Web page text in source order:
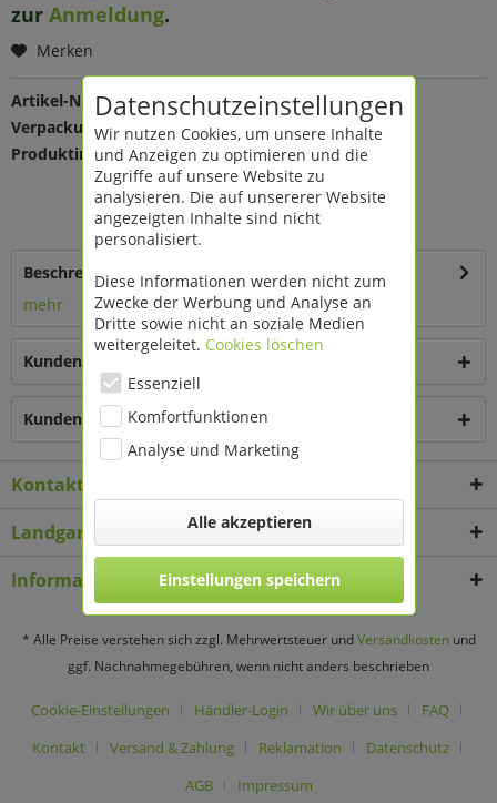
zur Anmeldung.
Merken
Artikel-Nr.:
138564
Verpackungseinheit:
1 St
Produktinfo:
Farbe: silber
Maße: L 30 B 22 H 14 cm
Material: Zink
oval, nicht 100% wasserdicht
Beschreibung
mehr
Kunden kauften auch
Kunden haben sich ebenfalls angesehen
Kontakt
Landgard Deko & Floristikbedarf
Informationen
* Alle Preise verstehen sich zzgl. Mehrwertsteuer undVersandkostenund
ggf. Nachnahmegebühren, wenn nicht anders beschrieben
Cookie-Einstellungen Händler-Login Wir über uns
FAQ
Kontakt
Versand & Zahlung Reklamation
Datenschutz
AGB
Impressum
Datenschutzeinstellungen
Wir nutzen Cookies, um unsere Inhalte
und Anzeigen zu optimieren und die
Zugriffe auf unsere Website zu
analysieren. Die auf unsererer Website
angezeigten Inhalte sind nicht
personalisiert.
Diese Informationen werden nicht zum
Zwecke der Werbung und Analyse an
Dritte sowie nicht an soziale Medien
weitergeleitet. Cookies löschen
Essenziell
Komfortfunktionen
Analyse und Marketing
Alle akzeptieren
Einstellungen speichern